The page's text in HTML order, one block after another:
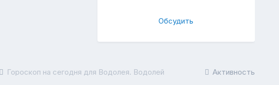
Обсудить
Активность
Гороскоп на сегодня для Водолея. Водолей